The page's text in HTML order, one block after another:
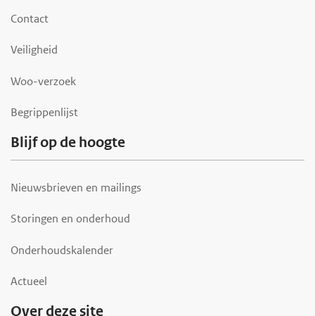
o
e
r
Contact
Veiligheid
Woo-verzoek
Begrippenlijst
Blijf op de hoogte
Nieuwsbrieven en mailings
Storingen en onderhoud
Onderhoudskalender
Actueel
Over deze site